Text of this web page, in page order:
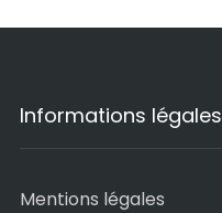
Informations légales
Mentions légales